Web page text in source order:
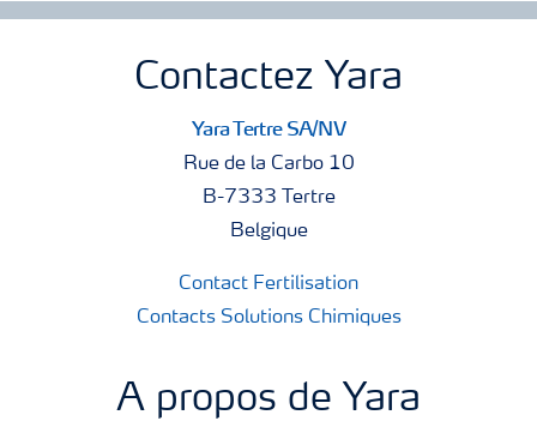
Contactez Yara
Yara Tertre SA/NV
Rue de la Carbo 10
B-7333 Tertre
Belgique
Contact Fertilisation
Contacts Solutions Chimiques
A propos de Yara